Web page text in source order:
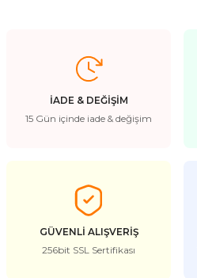
İADE & DEĞİŞİM
15 Gün içinde iade & değişim
GÜVENLİ ALIŞVERİŞ
256bit SSL Sertifikası